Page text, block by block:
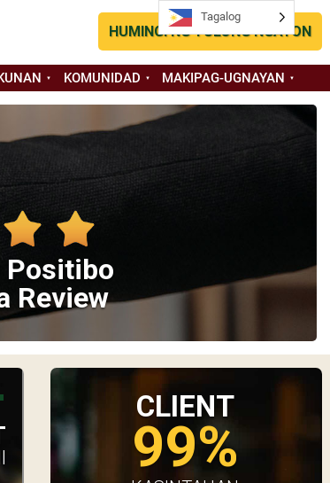
HUMINGI NG TULONG NGAYON
KOMUNIDAD MAKIPAG-UGNAYAN
Positibo
Review
CLIENT
99%
Tagalog